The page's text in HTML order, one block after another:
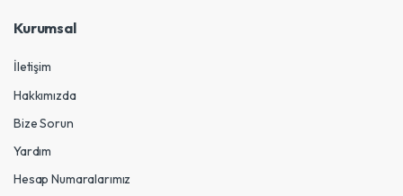
Kurumsal
İletişim
Hakkımızda
Bize Sorun
Yardım
Hesap Numaralarımız